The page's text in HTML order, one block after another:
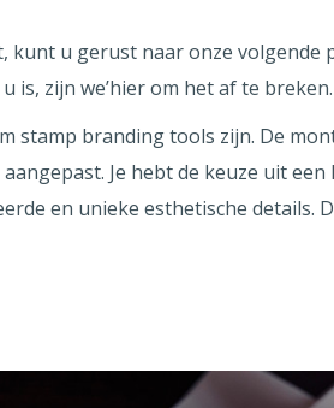
kunt u gerust naar onze
is, zijn we’hier om het af te breken.
stamp branding tools zijn. De
Je hebt de keuze uit
en unieke esthetische